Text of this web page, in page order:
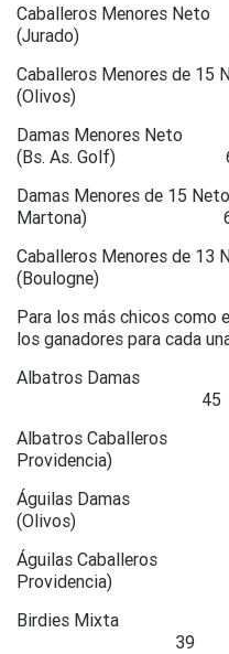
Caballeros Menores
(Jurado)
Caballeros Menores
(Olivos)
Damas Menores
(Bs. As. Golf)
Damas Menores de
Martona)
Caballeros Menores
(Boulogne)
Para los más chicos como
los ganadores para cada
Albatros Damas
45
Albatros Caballeros
Providencia)
Águilas Damas
(Olivos)
Águilas Caballeros
Providencia)
Birdies Mixta
39